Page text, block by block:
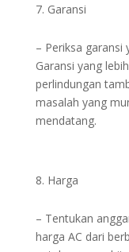
Garansi
– Periksa garansi
Garansi yang
perlindungan
masalah yang
mendatang.
Harga
– Tentukan
harga AC dari